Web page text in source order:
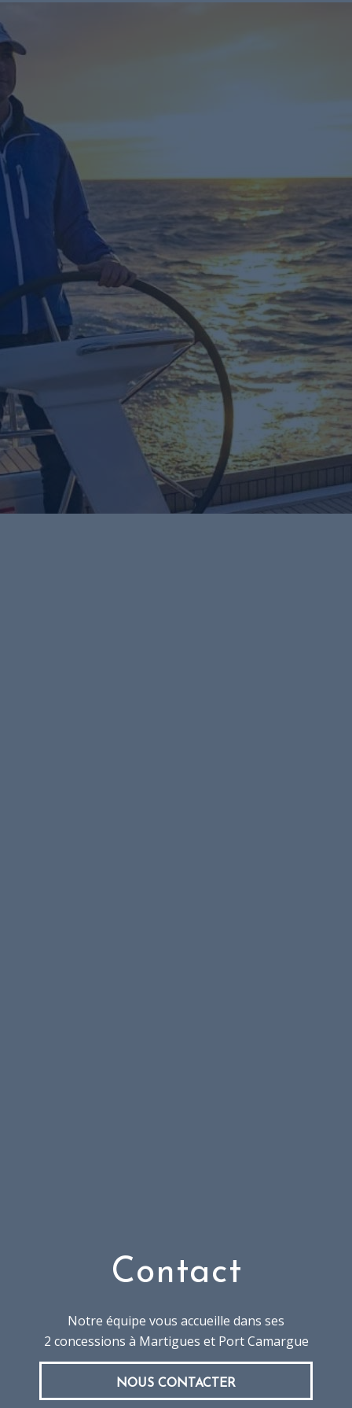
Contact
Notre équipe vous accueille dans ses
2 concessions à Martigues et Port Camargue
NOUS CONTACTER